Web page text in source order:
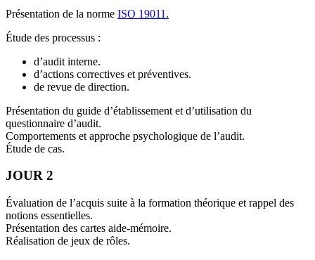
Présentation de la norme ISO 19011.
Étude des processus :
d’audit interne.
d’actions correctives et préventives.
de revue de direction.
Présentation du guide d’établissement et d’utilisation du
questionnaire d’audit.
Comportements et approche psychologique de l’audit.
Étude de cas.
JOUR 2
Évaluation de l’acquis suite à la formation théorique et rappel des
notions essentielles.
Présentation des cartes aide-mémoire.
Réalisation de jeux de rôles.